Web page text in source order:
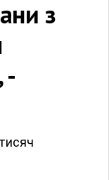
з
-